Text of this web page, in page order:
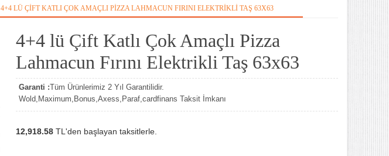
4+4 LÜ ÇIFT KATLI ÇOK AMAÇLI PIZZA LAHMACUN FIRINI ELEKTRIKLI TAŞ 63X63
4+4 lü Çift Katlı Çok Amaçlı Pizza
Lahmacun Fırını Elektrikli Taş 63x63
Garanti :Tüm Ürünlerimiz 2 Yıl Garantilidir.
Wold,Maximum,Bonus,Axess,Paraf,cardfinans Taksit İmkanı
12,918.58 TL'den başlayan taksitlerle.